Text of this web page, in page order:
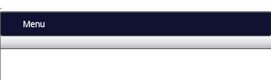
.
Menu